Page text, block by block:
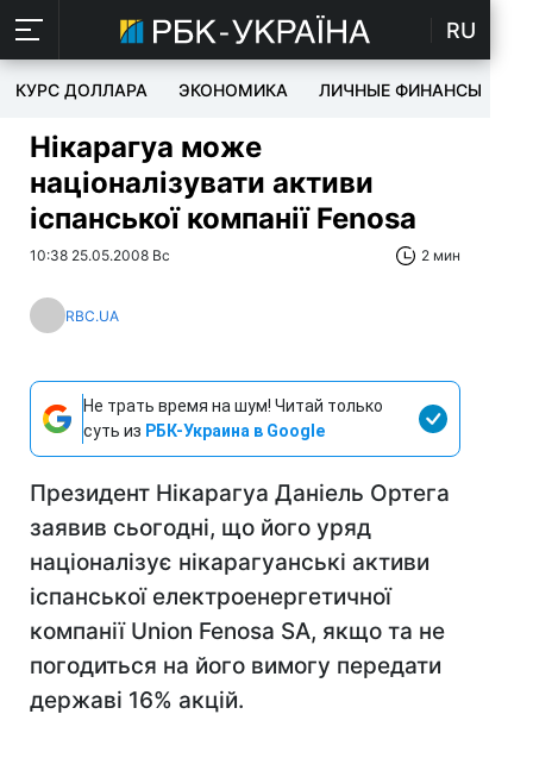
RU
КУРС ДОЛЛАРА ЭКОНОМИКА ЛИЧНЫЕ ФИНАНСЫ
Нікарагуа може
націоналізувати активи
іспанської компанії Fenosa
10:38 25.05.2008 Вс 2 мин
RBC.UA
Не трать время на шум! Читай только
суть из РБК-Украина в Google
Президент Нікарагуа Даніель Ортега
заявив сьогодні, що його уряд
націоналізує нікарагуанські активи
іспанської електроенергетичної
компанії Union Fenosa SA, якщо та не
погодиться на його вимогу передати
державі 16% акцій.